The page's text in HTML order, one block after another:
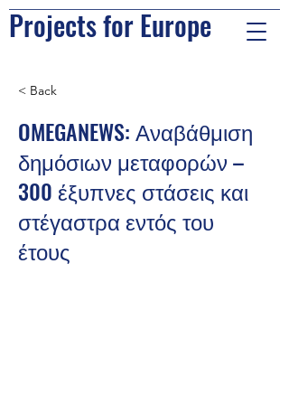
Projects for Europe
< Back
OMEGANEWS: Αναβάθμιση
δημόσιων μεταφορών –
300 έξυπνες στάσεις και
στέγαστρα εντός του
έτους